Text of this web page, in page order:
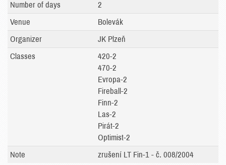
Number of days
2
Venue
Bolevák
Organizer
JK Plzeň
Classes
420-2
470-2
Evropa-2
Fireball-2
Finn-2
Las-2
Pirát-2
Optimist-2
Note
zrušení LT Fin-1 - č. 008/2004